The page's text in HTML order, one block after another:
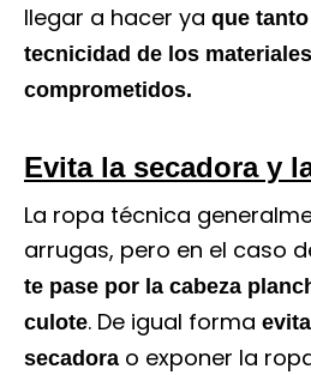
llegar a hacer ya que
tecnicidad de los
comprometidos.
Evita la secadora y
La ropa técnica
arrugas, pero en el caso
te pase por la cabeza
culote. De igual forma
secadora o exponer la